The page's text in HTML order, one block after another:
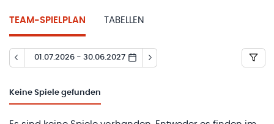
TEAM-SPIELPLAN TABELLEN
01.07.2026 - 30.06.2027
Keine Spiele gefunden